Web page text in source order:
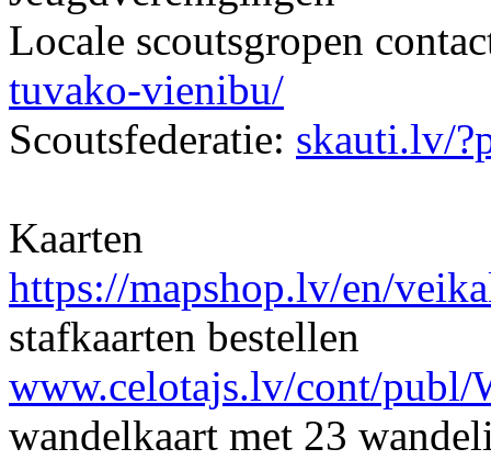
Locale scoutsgropen
tuvako-vienibu/
Scoutsfederatie: skauti.lv/
Kaarten
https://mapshop.lv/en/
stafkaarten bestellen
www.celotajs.lv/cont/
wandelkaart met 23